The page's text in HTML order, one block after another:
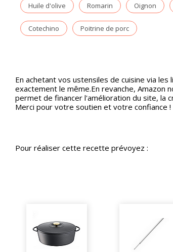
Huile d'olive Romarin Oignon
Cotechino Poitrine de porc
En achetant vos ustensiles de cuisine via
exactement le même.En revanche, Amazon
permet de financer l'amélioration du site, la
Merci pour votre soutien et votre confiance !
Pour réaliser cette recette prévoyez :